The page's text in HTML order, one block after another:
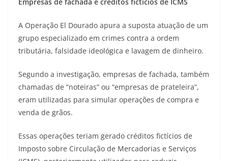
A Operação El Dourado apura a suposta atuação de um
grupo especializado em crimes contra a ordem
tributária, falsidade ideológica e lavagem de dinheiro.
Segundo a investigação, empresas de fachada, também
chamadas de “noteiras” ou “empresas de prateleira”,
eram utilizadas para simular operações de compra e
venda de grãos.
Essas operações teriam gerado créditos fictícios de
Imposto sobre Circulação de Mercadorias e Serviços